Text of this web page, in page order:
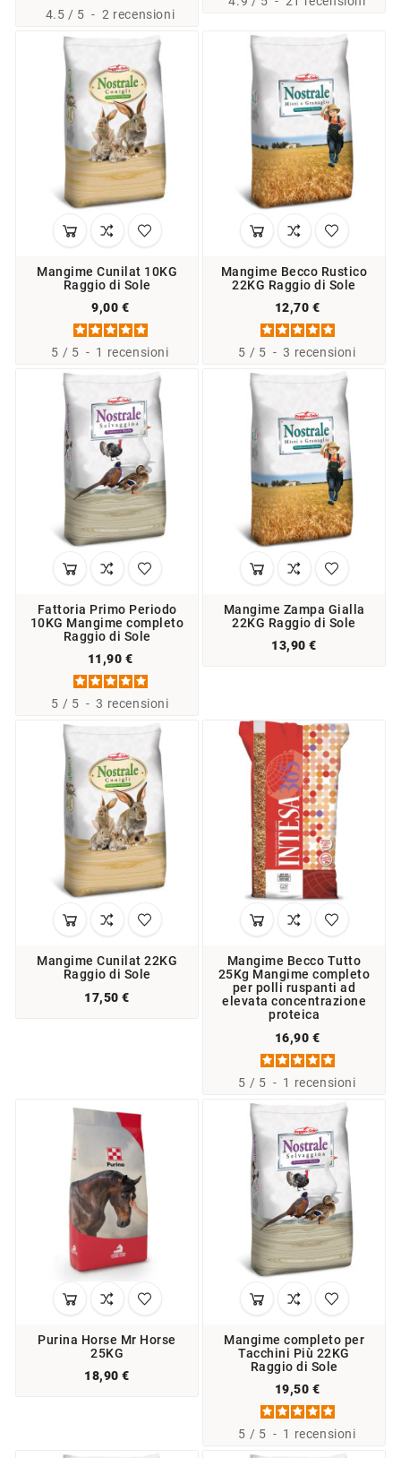
4.5 / 5 - 2 recensioni
Mangime Cunilat 10KG
Raggio di Sole
9,00 €
5 / 5 - 1 recensioni
Mangime Becco Rustico
22KG Raggio di Sole
12,70 €
5 / 5 - 3 recensioni
Fattoria Primo Periodo
10KG Mangime completo
Raggio di Sole
11,90 €
5 / 5 - 3 recensioni
Mangime Zampa Gialla
22KG Raggio di Sole
13,90 €
Mangime Cunilat 22KG
Raggio di Sole
17,50 €
Mangime Becco Tutto
25Kg Mangime completo
per polli ruspanti ad
elevata concentrazione
proteica
16,90 €
5 / 5 - 1 recensioni
Purina Horse Mr Horse
25KG
18,90 €
Mangime completo per
Tacchini Più 22KG
Raggio di Sole
19,50 €
5 / 5 - 1 recensioni